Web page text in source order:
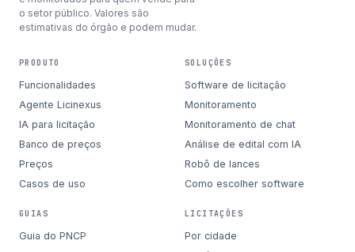
o setor público. Valores são
estimativas do órgão e podem mudar.
PRODUTO
Funcionalidades
Agente Licinexus
IA para licitação
Banco de preços
Preços
Casos de uso
SOLUÇÕES
Software de licitação
Monitoramento
Monitoramento de chat
Análise de edital com IA
Robô de lances
Como escolher software
GUIAS
Guia do PNCP
LICITAÇÕES
Por cidade